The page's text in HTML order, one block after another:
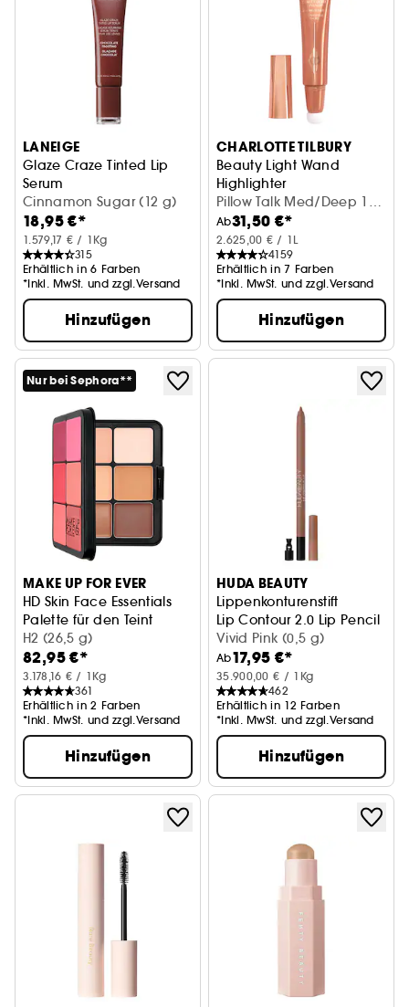
LANEIGE
Glaze Craze Tinted Lip
Serum
Getöntes Lippenserum
Cinnamon Sugar (12 g)
18,95 €*
1.579,17 € / 1Kg
315
Erhältlich in 6 Farben
*Inkl. MwSt. und zzgl.Versand
Hinzufügen
CHARLOTTE TILBURY
Beauty Light Wand
Highlighter
Pillow Talk Med/Deep 12
ml
Ab31,50 €*
2.625,00 € / 1L
4159
Erhältlich in 7 Farben
*Inkl. MwSt. und zzgl.Versand
Hinzufügen
Nur bei Sephora**
MAKE UP FOR EVER
HD Skin Face Essentials
Palette für den Teint
H2 (26,5 g)
82,95 €*
3.178,16 € / 1Kg
361
Erhältlich in 2 Farben
*Inkl. MwSt. und zzgl.Versand
Hinzufügen
HUDA BEAUTY
Lippenkonturenstift
Lip Contour 2.0 Lip Pencil
Vivid Pink (0,5 g)
Ab17,95 €*
35.900,00 € / 1Kg
462
Erhältlich in 12 Farben
*Inkl. MwSt. und zzgl.Versand
Hinzufügen